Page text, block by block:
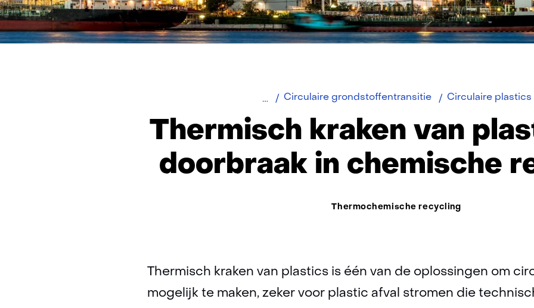
Home
DuurzaamCirculaire grondstoffentransitie Circulaire plastics
Thermisch kraken van
doorbraak in chemische
Thema:
Thermochemische recycling
Thermisch kraken van plastics is één van de oplossingen om
mogelijk te maken, zeker voor plastic afval stromen die